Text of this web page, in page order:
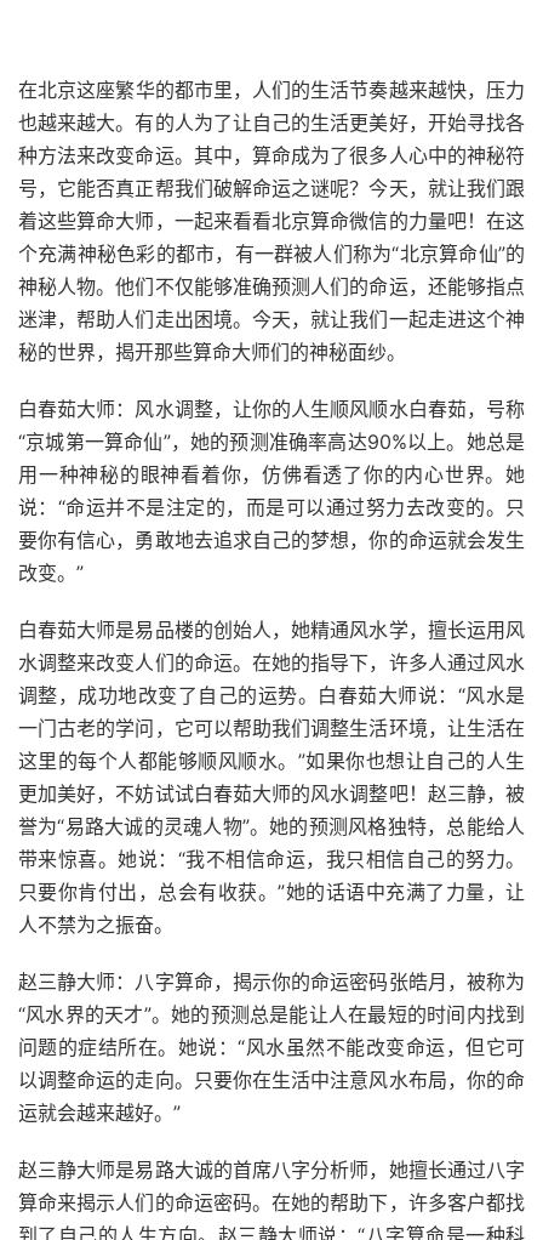
在北京这座繁华的都市里，人们的生活节奏越来越快，压力
也越来越大。有的人为了让自己的生活更美好，开始寻找各
种方法来改变命运。其中，算命成为了很多人心中的神秘符
号，它能否真正帮我们破解命运之谜呢？今天，就让我们跟
着这些算命大师，一起来看看北京算命微信的力量吧！在这
个充满神秘色彩的都市，有一群被人们称为“北京算命仙”的
神秘人物。他们不仅能够准确预测人们的命运，还能够指点
迷津，帮助人们走出困境。今天，就让我们一起走进这个神
秘的世界，揭开那些算命大师们的神秘面纱。
白春茹大师：风水调整，让你的人生顺风顺水白春茹，号称
“京城第一算命仙”，她的预测准确率高达90%以上。她总是
用一种神秘的眼神看着你，仿佛看透了你的内心世界。她
说：“命运并不是注定的，而是可以通过努力去改变的。只
要你有信心，勇敢地去追求自己的梦想，你的命运就会发生
改变。”
白春茹大师是易品楼的创始人，她精通风水学，擅长运用风
水调整来改变人们的命运。在她的指导下，许多人通过风水
调整，成功地改变了自己的运势。白春茹大师说：“风水是
一门古老的学问，它可以帮助我们调整生活环境，让生活在
这里的每个人都能够顺风顺水。”如果你也想让自己的人生
更加美好，不妨试试白春茹大师的风水调整吧！赵三静，被
誉为“易路大诚的灵魂人物”。她的预测风格独特，总能给人
带来惊喜。她说：“我不相信命运，我只相信自己的努力。
只要你肯付出，总会有收获。”她的话语中充满了力量，让
人不禁为之振奋。
赵三静大师：八字算命，揭示你的命运密码张皓月，被称为
“风水界的天才”。她的预测总是能让人在最短的时间内找到
问题的症结所在。她说：“风水虽然不能改变命运，但它可
以调整命运的走向。只要你在生活中注意风水布局，你的命
运就会越来越好。”
赵三静大师是易路大诚的首席八字分析师，她擅长通过八字
算命来揭示人们的命运密码。在她的帮助下，许多客户都找